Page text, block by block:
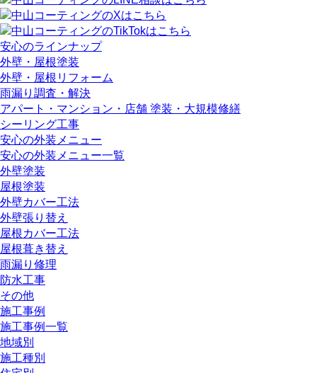
安心のラインナップ
外壁・屋根塗装
外壁・屋根リフォーム
雨漏り調査・解決
アパート・マンション・店舗 塗装・大規模修繕
シーリング工事
安心の外装メニュー
安心の外装メニュー一覧
外壁塗装
屋根塗装
外壁カバー工法
外壁張り替え
屋根カバー工法
屋根葺き替え
雨漏り修理
防水工事
その他
施工事例
施工事例一覧
地域別
施工種別